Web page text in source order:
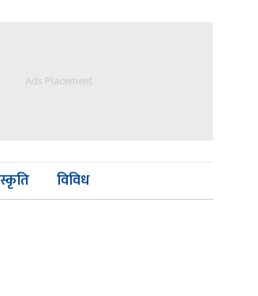
Ads Placement
विविध